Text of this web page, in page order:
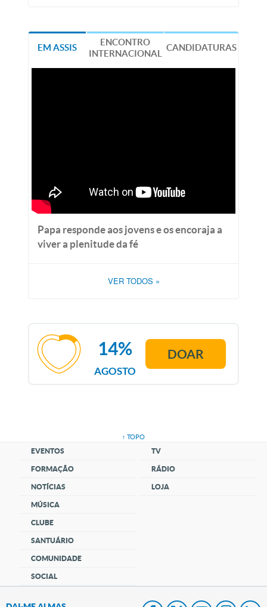
EM ASSIS
ENCONTRO
INTERNACIONAL
CANDIDATURAS
Papa responde aos jovens e os encoraja a
viver a plenitude da fé
VER TODOS »
AGOSTO
14% DOAR
↑ TOPO
EVENTOS
FORMAÇÃO
NOTÍCIAS
MÚSICA
CLUBE
SANTUÁRIO
COMUNIDADE
SOCIAL
TV
RÁDIO
LOJA